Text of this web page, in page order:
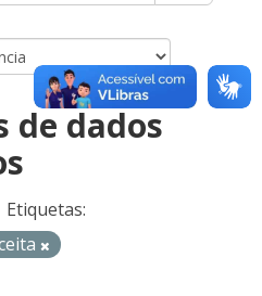
de dados
Etiquetas: